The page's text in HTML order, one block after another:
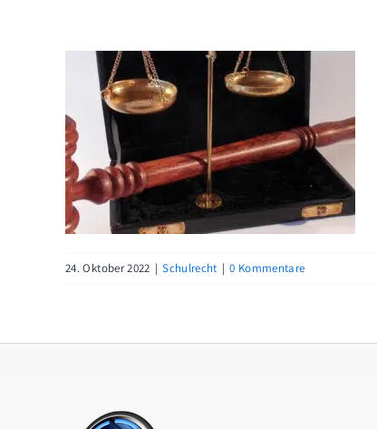
24. Oktober 2022 | Schulrecht | 0 Kommentare